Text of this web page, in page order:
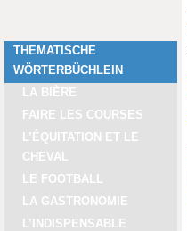
THEMATISCHE
WÖRTERBÜCHLEIN
LA BIÈRE
FAIRE LES COURSES
L’ÉQUITATION ET LE
CHEVAL
LE FOOTBALL
LA GASTRONOMIE
L’INDISPENSABLE